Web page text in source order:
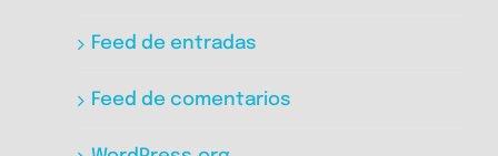
Feed de entradas
Feed de comentarios